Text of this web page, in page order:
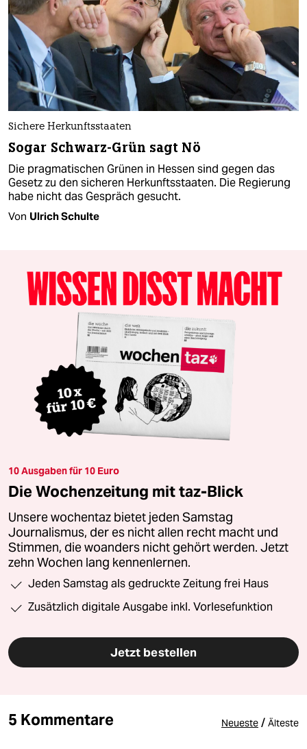
Sichere Herkunftsstaaten
Sogar Schwarz-Grün sagt Nö
Die pragmatischen Grünen in Hessen sind gegen das
Gesetz zu den sicheren Herkunftsstaaten. Die Regierung
habe nicht das Gespräch gesucht.
Von Ulrich Schulte
10 Ausgaben für 10 Euro
Die Wochenzeitung mit taz-Blick
Unsere wochentaz bietet jeden Samstag
Journalismus, der es nicht allen recht macht und
Stimmen, die woanders nicht gehört werden. Jetzt
zehn Wochen lang kennenlernen.
Jeden Samstag als gedruckte Zeitung frei Haus
Zusätzlich digitale Ausgabe inkl. Vorlesefunktion
Jetzt bestellen
5 Kommentare Neueste / Älteste